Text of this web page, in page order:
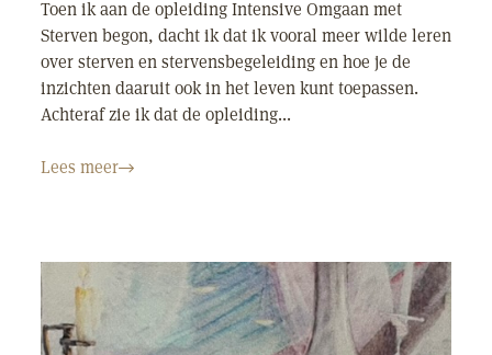
Toen ik aan de opleiding Intensive Omgaan met
Sterven begon, dacht ik dat ik vooral meer wilde leren
over sterven en stervensbegeleiding en hoe je de
inzichten daaruit ook in het leven kunt toepassen.
Achteraf zie ik dat de opleiding...
Lees meer